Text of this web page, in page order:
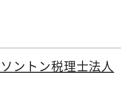
ントン税理士法人